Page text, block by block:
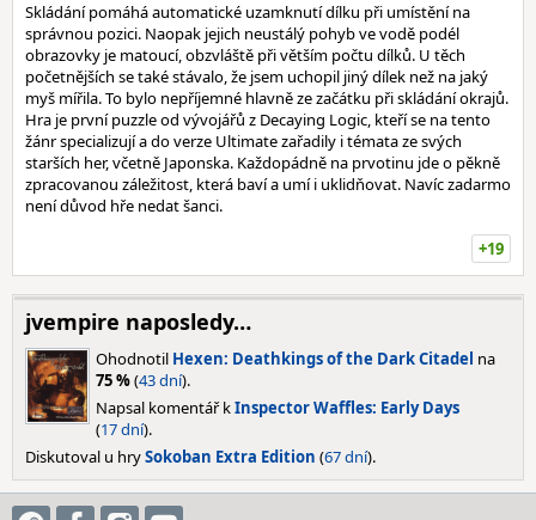
Skládání pomáhá automatické uzamknutí dílku při umístění na
správnou pozici. Naopak jejich neustálý pohyb ve vodě podél
obrazovky je matoucí, obzvláště při větším počtu dílků. U těch
početnějších se také stávalo, že jsem uchopil jiný dílek než na jaký
myš mířila. To bylo nepříjemné hlavně ze začátku při skládání okrajů.
Hra je první puzzle od vývojářů z Decaying Logic, kteří se na tento
žánr specializují a do verze Ultimate zařadily i témata ze svých
starších her, včetně Japonska. Každopádně na prvotinu jde o pěkně
zpracovanou záležitost, která baví a umí i uklidňovat. Navíc zadarmo
není důvod hře nedat šanci.
+19
jvempire naposledy…
Ohodnotil Hexen: Deathkings of the Dark Citadel na
75 %(43 dní).
Napsal komentář kInspector Waffles: Early Days
(17 dní).
Diskutoval u hrySokoban Extra Edition (67 dní).